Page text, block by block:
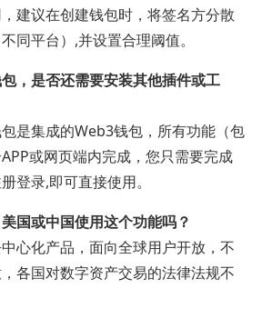
建议在创建钱包时，将签名方分散
同平台）,并设置合理阈值。
，是否还需要安装其他插件或工
是集成的Web3钱包，所有功能（包
或网页端内完成，您只需要完成
登录,即可直接使用。
国或中国使用这个功能吗？
心化产品，面向全球用户开放，不
各国对数字资产交易的法律法规不